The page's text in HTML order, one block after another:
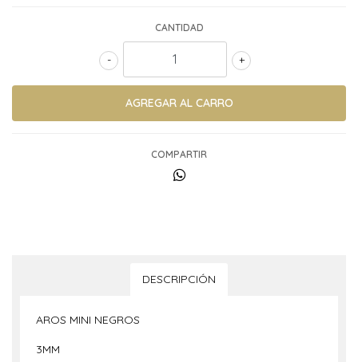
CANTIDAD
+
-
COMPARTIR
DESCRIPCIÓN
AROS MINI NEGROS
3MM